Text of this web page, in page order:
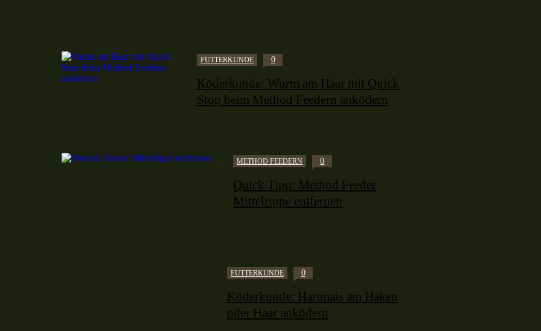
FUTTERKUNDE 0
Köderkunde: Wurm am Haar mit Quick
Stop beim Method Feedern anködern
METHOD FEEDERN 0
Quick Tipp: Method Feeder
Mittelrippe entfernen
FUTTERKUNDE 0
Köderkunde: Hartmais am Haken
oder Haar anködern